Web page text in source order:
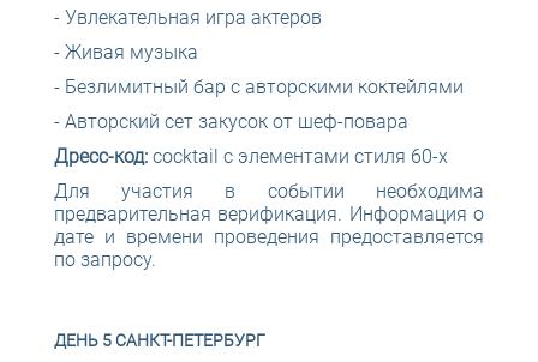
- Увлекательная игра актеров
- Живая музыка
- Безлимитный бар с авторскими коктейлями
- Авторский сет закусок от шеф-повара
Дресс-код: cocktail с элементами стиля 60-х
Для участия в событии необходима
предварительная верификация. Информация о
дате и времени проведения предоставляется
по запросу.
ДЕНЬ 5 САНКТ-ПЕТЕРБУРГ